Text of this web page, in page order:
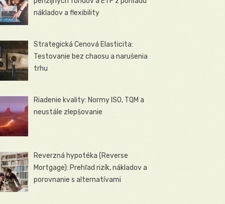
nákladov a flexibility
Strategická Cenová Elasticita:
Testovanie bez chaosu a narušenia
trhu
Riadenie kvality: Normy ISO, TQM a
neustále zlepšovanie
Reverzná hypotéka (Reverse
Mortgage): Prehľad rizík, nákladov a
porovnanie s alternatívami